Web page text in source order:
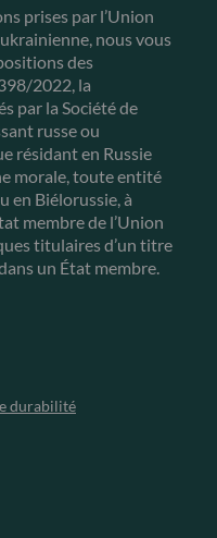
prises par l’Union
nous vous
des
2022, la
par la Société de
russe ou
résidant en Russie
morale, toute entité
en Biélorussie, à
membre de l’Union
titulaires d’un titre
un État membre.
durabilité